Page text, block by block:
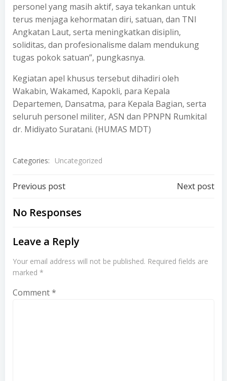
personel yang masih aktif, saya tekankan untuk
terus menjaga kehormatan diri, satuan, dan TNI
Angkatan Laut, serta meningkatkan disiplin,
soliditas, dan profesionalisme dalam mendukung
tugas pokok satuan”, pungkasnya.
Kegiatan apel khusus tersebut dihadiri oleh
Wakabin, Wakamed, Kapokli, para Kepala
Departemen, Dansatma, para Kepala Bagian, serta
seluruh personel militer, ASN dan PPNPN Rumkital
dr. Midiyato Suratani. (HUMAS MDT)
Categories: Uncategorized
Post
navigation
Previous post Next post
No Responses
Leave a Reply
Your email address will not be published. Required fields are
marked *
Comment*